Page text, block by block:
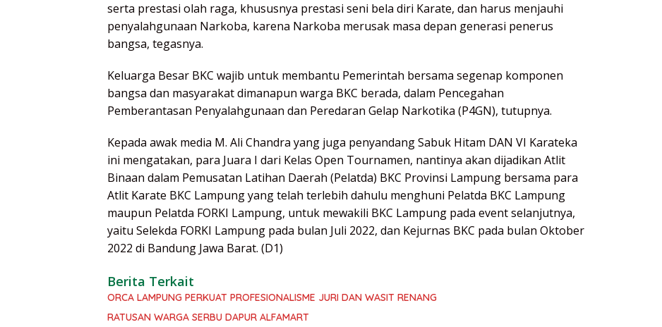
serta prestasi olah raga, khususnya prestasi seni bela diri Karate, dan harus menjauhi
penyalahgunaan Narkoba, karena Narkoba merusak masa depan generasi penerus
bangsa, tegasnya.
Keluarga Besar BKC wajib untuk membantu Pemerintah bersama segenap komponen
bangsa dan masyarakat dimanapun warga BKC berada, dalam Pencegahan
Pemberantasan Penyalahgunaan dan Peredaran Gelap Narkotika (P4GN), tutupnya.
Kepada awak media M. Ali Chandra yang juga penyandang Sabuk Hitam DAN VI Karateka
ini mengatakan, para Juara I dari Kelas Open Tournamen, nantinya akan dijadikan Atlit
Binaan dalam Pemusatan Latihan Daerah (Pelatda) BKC Provinsi Lampung bersama para
Atlit Karate BKC Lampung yang telah terlebih dahulu menghuni Pelatda BKC Lampung
maupun Pelatda FORKI Lampung, untuk mewakili BKC Lampung pada event selanjutnya,
yaitu Selekda FORKI Lampung pada bulan Juli 2022, dan Kejurnas BKC pada bulan Oktober
2022 di Bandung Jawa Barat. (D1)
Berita Terkait
ORCA LAMPUNG PERKUAT PROFESIONALISME JURI DAN WASIT RENANG
RATUSAN WARGA SERBU DAPUR ALFAMART